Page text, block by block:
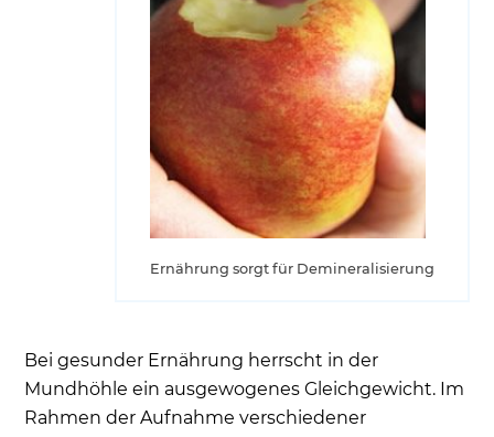
Ernährung sorgt für Demineralisierung
Bei gesunder Ernährung herrscht in der
Mundhöhle ein ausgewogenes Gleichgewicht. Im
Rahmen der Aufnahme verschiedener